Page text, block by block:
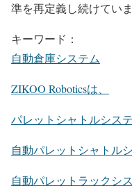
準を再定義し続けていま
キーワード：
自動倉庫システム
ZIKOO Roboticsは、
パレットシャトルシス
自動パレットシャトル
自動パレットラックシ